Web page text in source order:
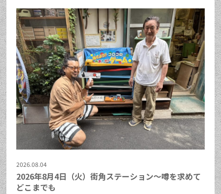
2026.08.04
2026年8月4日（火）街角ステーション～噂を求めて
どこまでも